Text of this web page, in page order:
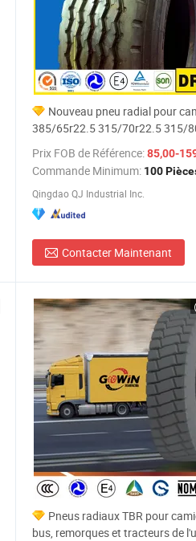
/ Pièce
Nouveau pneu radial pour
385/65r22.5 315/70r22.5 315/
12.00r20 10.00r20 Meilleure
prix bas prix des pneus de
Chine
Prix FOB de Référence:85,00-
Commande Minimum: 100
Qingdao QJ Industrial Inc.
Contacter Maintenant
Pneus radiaux TBR pour
bus, remorques et tracteurs de